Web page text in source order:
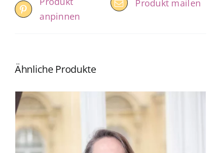
anpinnen
Produkt mailen
Ähnliche Produkte